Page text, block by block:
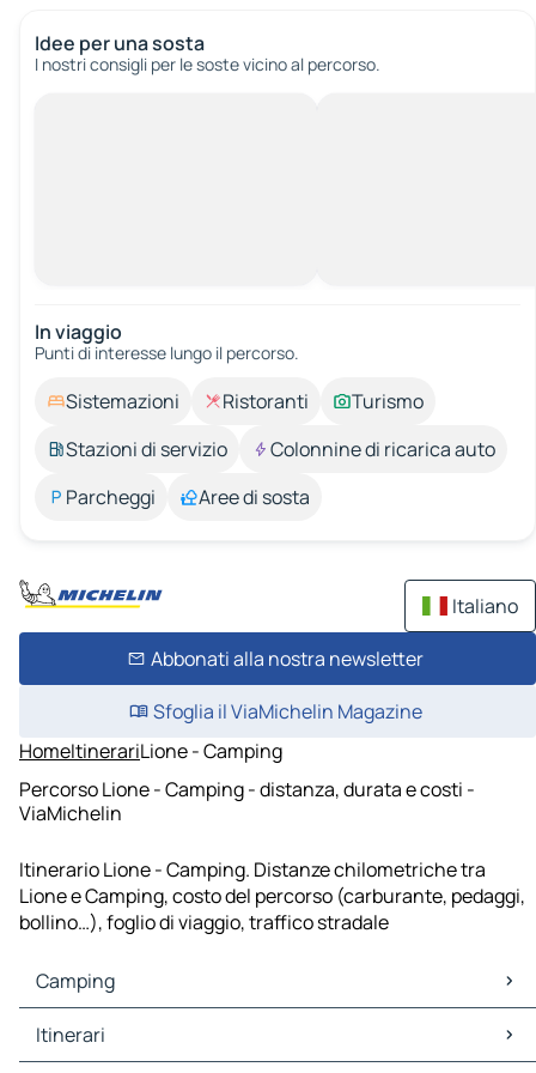
Idee per una sosta
I nostri consigli per le soste vicino al percorso.
In viaggio
Punti di interesse lungo il percorso.
Sistemazioni Ristoranti
Turismo
Stazioni di servizio
Colonnine di ricarica auto
Parcheggi
Aree di sosta
Italiano
Abbonati alla nostra newsletter
Sfoglia il ViaMichelin Magazine
HomeItinerariLione - Camping
Percorso Lione - Camping - distanza, durata e costi -
ViaMichelin
Itinerario Lione - Camping. Distanze chilometriche tra
Lione e Camping, costo del percorso (carburante, pedaggi,
bollino…), foglio di viaggio, traffico stradale
Camping
Camping Mappe Piantine
Camping Traffico
Itinerari